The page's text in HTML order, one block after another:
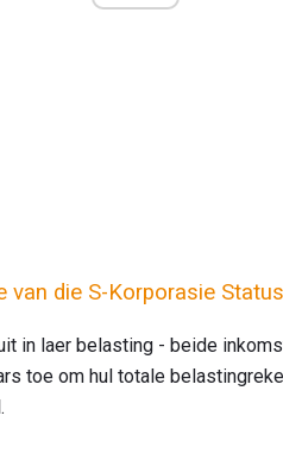
van die S-Korporasie
in laer belasting - beide
toe om hul totale